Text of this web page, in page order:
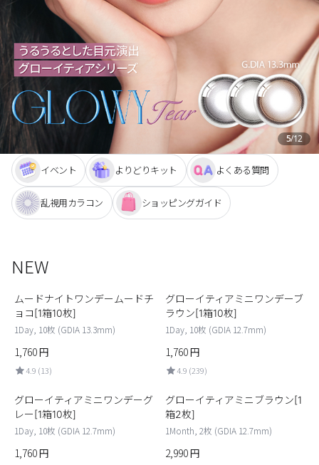
グレー
ブラック
ヘーゼル
グリーン
ブルー
透明
乱視用
ハロウィンカラコン
ケア用品
レビュー
総合掲示板
カスタマーサービス
ショッピングガイド
INSTAGRAM TWITTER LINE FACEBOOK
5/12
イベント よりどりキット よくある質問
乱視用カラコン ショッピングガイド
NEW
ムードナイトワンデームードチ
ョコ[1箱10枚]
1Day, 10枚 (GDIA 13.3mm)
1,760円
4.9 (13)
グローイティアミニワンデーブ
ラウン[1箱10枚]
1Day, 10枚 (GDIA 12.7mm)
1,760円
4.9 (239)
グローイティアミニワンデーグ
レー[1箱10枚]
1Day, 10枚 (GDIA 12.7mm)
1,760円
グローイティアミニブラウン[1
箱2枚]
1Month, 2枚 (GDIA 12.7mm)
2,990円